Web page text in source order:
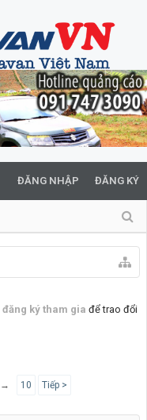
ĐĂNG NHẬP ĐĂNG KÝ
đăng ký tham gia để trao đổi
→ 10 Tiếp >